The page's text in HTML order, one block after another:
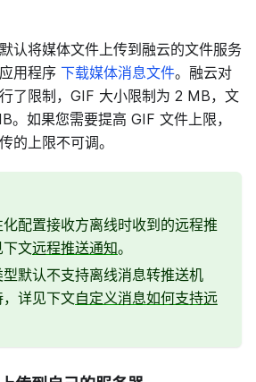
认将媒体文件上传到融云的文件服务
用程序 下载媒体消息文件。融云对
了限制，GIF 大小限制为 2 MB，文
。如果您需要提高 GIF 文件上限，
的上限不可调。
配置接收方离线时收到的远程推
下文远程推送通知。
型默认不支持离线消息转推送机
详见下文自定义消息如何支持远